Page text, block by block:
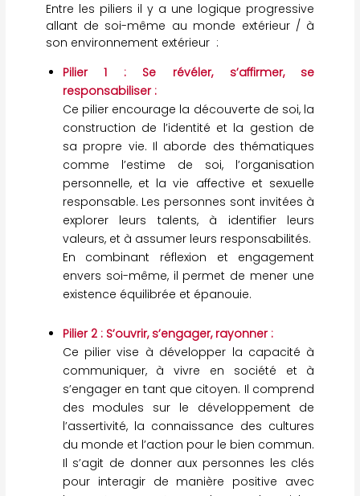
Entre les piliers il y a une logique progressive
allant de soi-même au monde extérieur / à
son environnement extérieur :
Pilier 1 : Se révéler, s’affirmer, se
responsabiliser :
Ce pilier encourage la découverte de soi, la
construction de l’identité et la gestion de
sa propre vie. Il aborde des thématiques
comme l’estime de soi, l’organisation
personnelle, et la vie affective et sexuelle
responsable. Les personnes sont invitées à
explorer leurs talents, à identifier leurs
valeurs, et à assumer leurs responsabilités.
En combinant réflexion et engagement
envers soi-même, il permet de mener une
existence équilibrée et épanouie.
Pilier 2 : S’ouvrir, s’engager, rayonner :
Ce pilier vise à développer la capacité à
communiquer, à vivre en société et à
s’engager en tant que citoyen. Il comprend
des modules sur le développement de
l’assertivité, la connaissance des cultures
du monde et l’action pour le bien commun.
Il s’agit de donner aux personnes les clés
pour interagir de manière positive avec